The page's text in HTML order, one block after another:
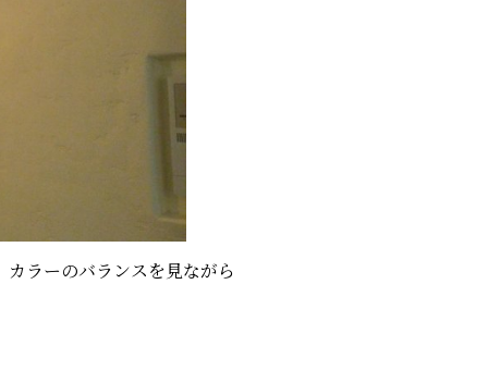
ラーのバランスを見ながら